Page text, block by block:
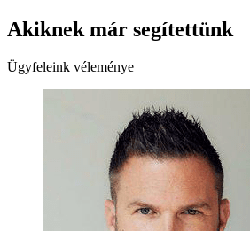
Akiknek már segítettünk
Ügyfeleink véleménye